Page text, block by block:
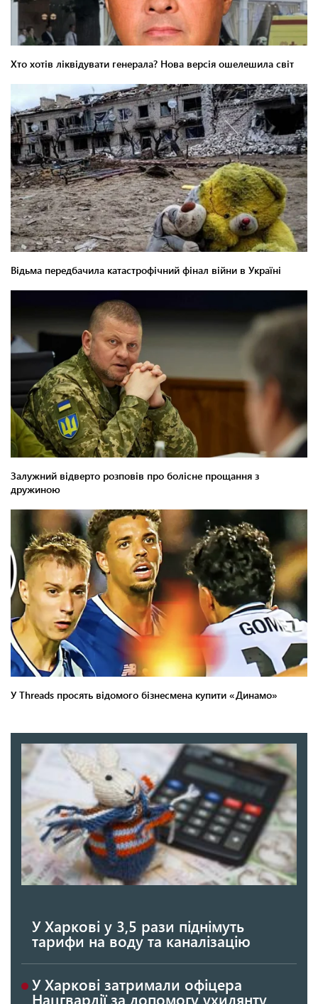
У Харкові у 3,5 рази піднімуть
тарифи на воду та каналізацію
У Харкові затримали офіцера
Нацгвардії за допомогу ухилянту